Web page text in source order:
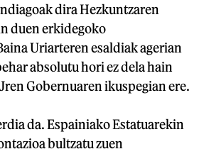
dira Hezkuntzaren
duen erkidegoko
Uriarteren esaldiak agerian
absolutu hori ez dela hain
Gobernuaren ikuspegian ere.
da. Espainiako Estatuarekin
bultzatu zuen